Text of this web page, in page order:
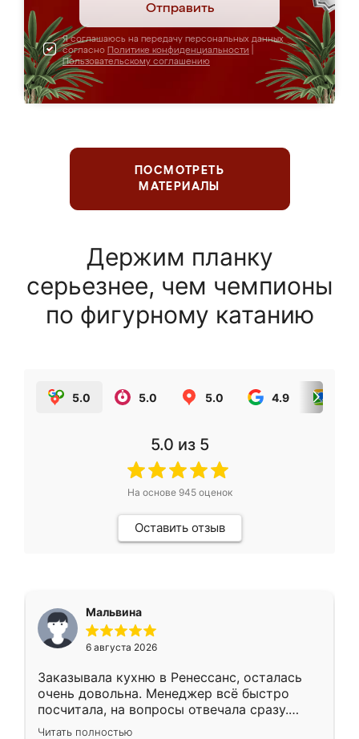
Отправить
Я соглашаюсь на передачу персональных данных
согласно Политике конфиденциальности
Пользовательскому соглашению
ПОСМОТРЕТЬ
МАТЕРИАЛЫ
Держим планку
серьезнее, чем чемпионы
по фигурному катанию
5.0 5.0 5.0 4.9
5.0 из 5
На основе 945оценок
Оставить отзыв
Мальвина
6 августа 2026
Заказывала кухню в Ренессанс, осталась
очень довольна. Менеджер всё быстро
посчитала, на вопросы отвечала сразу.
Замерщик приехал в субботу, подошёл к
Читать полностью